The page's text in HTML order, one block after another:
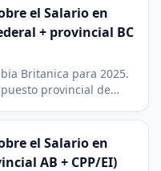
el Salario en
+ provincial BC
Britanica para 2025.
provincial de
el Salario en
AB + CPP/EI)